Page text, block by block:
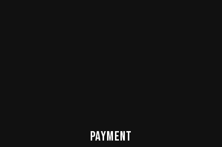
PAYMENT